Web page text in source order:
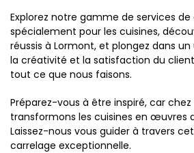
Explorez notre gamme de services
spécialement pour les cuisines,
réussis à Lormont, et plongez dans
la créativité et la satisfaction du
tout ce que nous faisons.
Préparez-vous à être inspiré, car chez
transformons les cuisines en œuvres
Laissez-nous vous guider à travers
carrelage exceptionnelle.